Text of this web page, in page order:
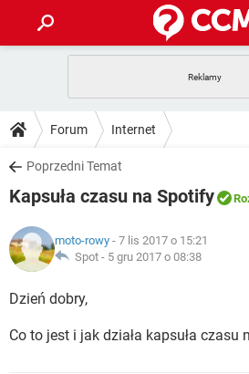
GRY
SPOTIFY
INSTAGRAM
WINDOWS 10
PORADY
PlayStation
INSTAGRAM
WINDOWS 10
DO POBRANIA
ANDROID
GRY
IOS
INSTAGRAM
FORUM
COVID-19
GRY
SPOTIFY
INSTAGRAM
ARTYKUŁY
COVID-19
Forum Internet
Poprzedni Temat
Kapsuła czasu na Spotify
moto-rowy - 7 lis 2017 o 15:21
Spot - 5 gru 2017 o 08:38
Dzień dobry,
Co to jest i jak działa kapsuła czasu